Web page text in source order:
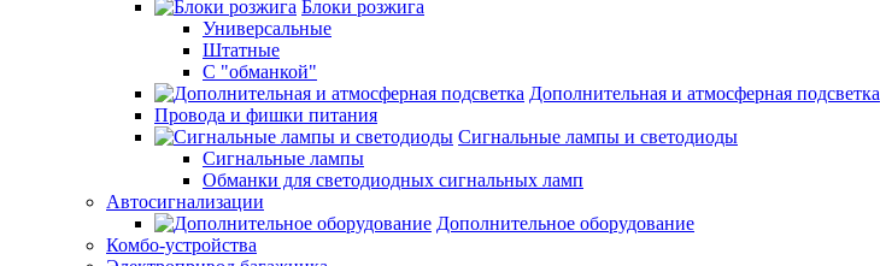
Блоки розжига
Универсальные
Штатные
С "обманкой"
Дополнительная и атмосферная подсветка
Провода и фишки питания
Cигнальные лампы и светодиоды
Сигнальные лампы
Обманки для светодиодных сигнальных ламп
Автосигнализации
Дополнительное оборудование
Комбо-устройства